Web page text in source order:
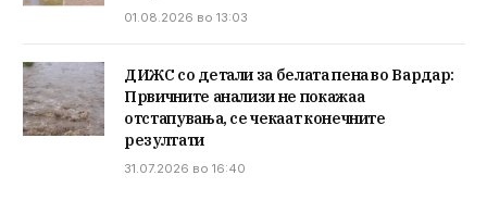
01.08.2026 во 13:03
ДИЖС со детали за белата пена во Вардар:
Првичните анализи не покажаа
отстапувања, се чекаат конечните
резултати
31.07.2026 во 16:40